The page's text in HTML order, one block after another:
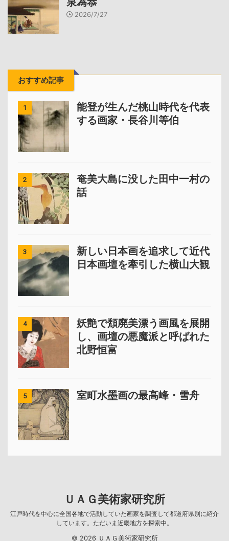
2026/7/27
おすすめ記事
1
能登が生んだ桃山時代を代表
する画家・長谷川等伯
2
奄美大島に没した田中一村の
話
3
新しい日本画を追求して近代
日本画壇を牽引した横山大観
4
妖艶で頽廃美漂う画風を展開
し、画壇の悪魔派と呼ばれた
北野恒富
5 室町水墨画の最高峰・雪舟
ＵＡＧ美術家研究所
江戸時代を中心に全国各地で活動していた画家を調査して都道府県別に紹介
しています。ただいま近畿地方を探索中。
© 2026 ＵＡＧ美術家研究所